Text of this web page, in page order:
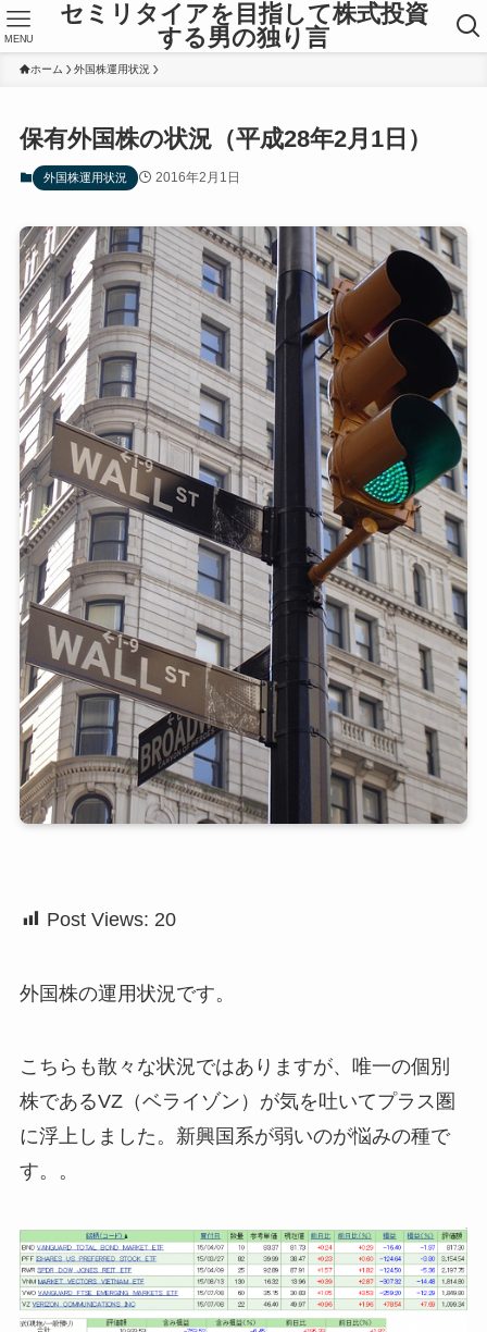
セミリタイアを目指して株式投資
する男の独り言
MENU
ホーム 外国株運用状況
保有外国株の状況（平成28年2月1日）
外国株運用状況 2016年2月1日
Post Views: 20
外国株の運用状況です。
こちらも散々な状況ではありますが、唯一の個別
株であるVZ（ベライゾン）が気を吐いてプラス圏
に浮上しました。新興国系が弱いのが悩みの種で
す。。